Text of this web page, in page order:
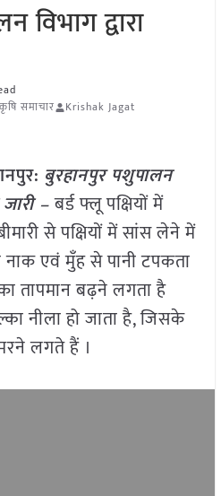
विभाग द्वारा
समाचार Krishak Jagat
बुरहानपुर पशुपालन
जारी –बर्ड फ्लू पक्षियों में
से पक्षियों में सांस लेने में
एवं मुँह से पानी टपकता
तापमान बढ़ने लगता है
नीला हो जाता है, जिसके
लगते हैं ।